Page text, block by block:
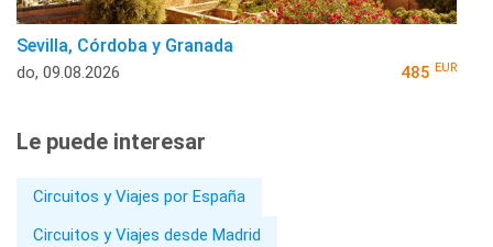
Sevilla, Córdoba y Granada
do, 09.08.2026 485 EUR
Le puede interesar
Circuitos y Viajes por España
Circuitos y Viajes desde Madrid